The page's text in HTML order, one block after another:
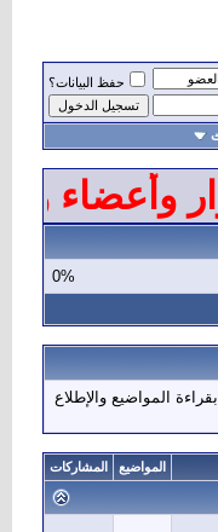
حفظ البيانات؟
0%
المواضيع والإطلاع
المواضيع المشاركات